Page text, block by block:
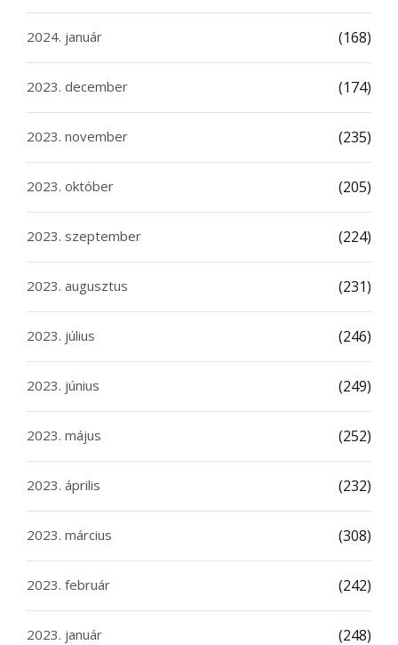
2024. január (168)
2023. december (174)
2023. november (235)
2023. október (205)
2023. szeptember (224)
2023. augusztus (231)
2023. július (246)
2023. június (249)
2023. május (252)
2023. április (232)
2023. március (308)
2023. február (242)
2023. január (248)